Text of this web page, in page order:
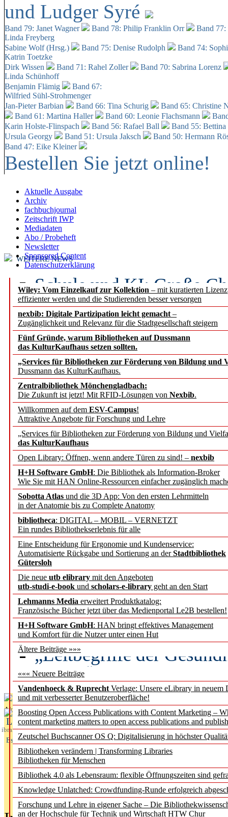
und Ludger Syré
Band 79: Janet Wagner Band 78: Philip Franklin Orr
Band
Linda Freyberg
Sabine Wolf (Hrsg.)
Band 75: Denise Rudolph
Band 74:
Katrin Toetzke
Dirk Wissen
Band 71: Rahel Zoller
Band 70: Sabrina Lorenz
Linda Schünhoff
Benjamin Flämig
Band 67:
Wilfried Sühl-Strohmenger
Jan-Pieter Barbian
Band 66: Tina Schurig
Band 65: Christine
Band 61: Martina Haller
Band 60: Leonie Flachsmann
Karin Holste-Flinspach
Band 56: Rafael Ball
Band 55:
Ursula Georgy
Band 51: Ursula Jaksch Band 50: Hermann
Band 47: Eike Kleiner
Bestellen Sie jetzt online!
Aktuelle Ausgabe
Archiv
fachbuchjournal
Zeitschrift IWP
Mediadaten
Abo / Probeheft
Newsletter
Sponsored Content
Datenschutzerklärung
Wiley: Vom Einzelkauf zur Kollektion – mit kuratierten
effizienter werden und die Studierenden besser versorgen
nexbib: Digitale Partizipation leicht gemacht –
Zugänglichkeit und Relevanz für die Stadtgesellschaft steigern
Fünf Gründe, warum Bibliotheken auf Dussmann
das KulturKaufhaus setzen sollten.
„Services für Bibliotheken zur Förderung von Bildung und
Dussmann das KulturKaufhaus.
Zentralbibliothek Mönchengladbach:
Die Zukunft ist jetzt! Mit RFID-Lösungen von Nexbib.
Willkommen auf dem ESV-Campus!
Attraktive Angebote für Forschung und Lehre
„Services für Bibliotheken zur Förderung von Bildung und
das KulturKaufhaus
Open Library: Öffnen, wenn andere Türen zu sind! – nexbib
H+H Software GmbH: Die Bibliothek als Information-Broker
Wie Sie mit HAN Online-Ressourcen einfacher zugänglich
Sobotta Atlas und die 3D App: Von den ersten Lehrmitteln
in der Anatomie bis zu Complete Anatomy
bibliotheca: DIGITAL – MOBIL – VERNETZT
Ein rundes Bibliothekserlebnis für alle
Eine Entscheidung für Ergonomie und Kundenservice:
Automatisierte Rückgabe und Sortierung an derStadtbibliothek
Gütersloh
Die neue utb elibrary mit den Angeboten
utb-studi-e-book und scholars-e-library geht an den Start
Lehmanns Media erweitert Produktkatalog:
Französische Bücher jetzt über das Medienportal Le2B bestellen!
H+H Software GmbH: HAN bringt effektives Management
und Komfort für die Nutzer unter einen Hut
Ältere Beiträge »»»
««« Neuere Beiträge
Vandenhoeck & Ruprecht Verlage: Unsere eLibrary in neuem
und mit verbesserter Benutzeroberfläche!
Boosting Open Access Publications with Content Marketing –
content marketing matters to open access publications and
Zeutschel Buchscanner OS Q: Digitalisierung in höchster
Bibliotheken verändern | Transforming Libraries
Bibliotheken für Menschen
Bibliothek 4.0 als Lebensraum: flexible Öffnungszeiten sind
Knowledge Unlatched: Crowdfunding-Runde erfolgreich
Forschung und Lehre in eigener Sache – Die
an der Hochschule für Technik und Wirtschaft HTW Chur
WEITERE NEWS
Schule und KI: Große
Voraussetzungen
Erfolgreiches erstes
Segment Research –
angepasst
konstruktiv!
Mohr Siebeck
und die Zeitschrift für
Francke Attempto
EBSCO Information
Recherchefunktionen in
Sorbisches Institut neu
Geschichte und
Künstliche Intelligenz
besser zu verstehen
„Leitbegriffe der
des BIÖG erscheinen
Aktuelles aus
L
ibrary
Essentials